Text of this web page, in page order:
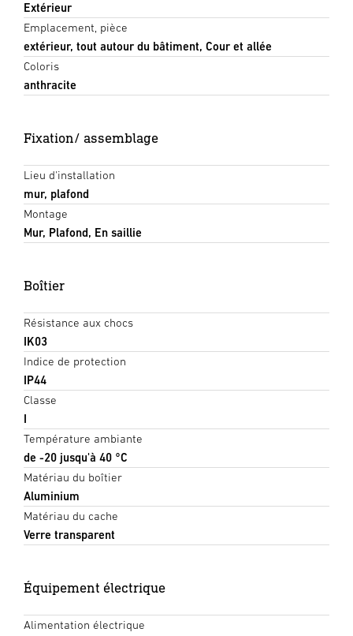
Extérieur
Emplacement, pièce
extérieur, tout autour du bâtiment, Cour et allée
Coloris
anthracite
Fixation/ assemblage
Lieu d'installation
mur, plafond
Montage
Mur, Plafond, En saillie
Boîtier
Résistance aux chocs
IK03
Indice de protection
IP44
Classe
I
Température ambiante
de -20 jusqu'à 40 °C
Matériau du boîtier
Aluminium
Matériau du cache
Verre transparent
Équipement électrique
Alimentation électrique